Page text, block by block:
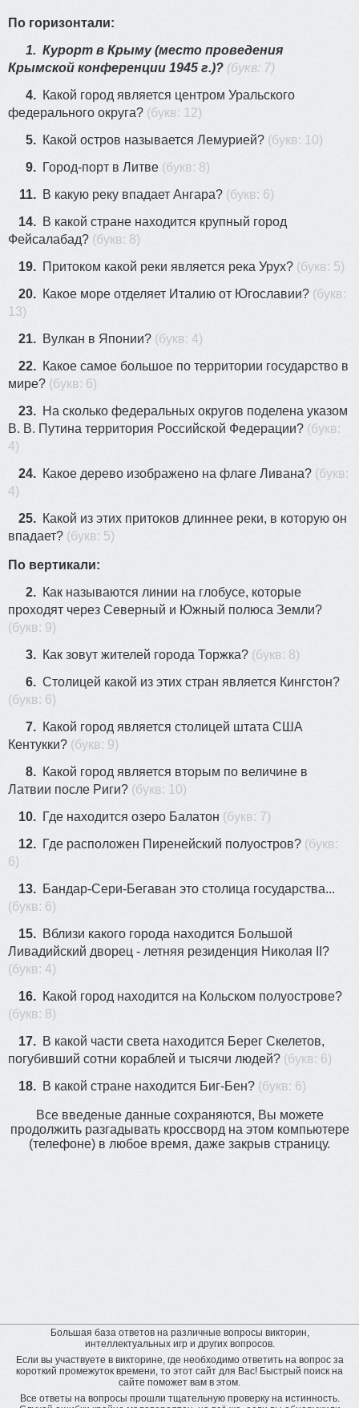
По горизонтали:
1. Курорт в Крыму (место проведения
Крымской конференции 1945 г.)? (букв: 7)
4. Какой город является центром Уральского
федерального округа? (букв: 12)
5. Какой остров называется Лемурией? (букв: 10)
9. Город-порт в Литве (букв: 8)
11. В какую реку впадает Ангара? (букв: 6)
14. В какой стране находится крупный город
Фейсалабад? (букв: 8)
19. Притоком какой реки является река Урух? (букв: 5)
20. Какое море отделяет Италию от Югославии? (букв:
13)
21. Вулкан в Японии? (букв: 4)
22. Какое самое большое по территории государство в
мире? (букв: 6)
23. На сколько федеральных округов поделена указом
В. В. Путина территория Российской Федерации? (букв:
4)
24. Какое дерево изображено на флаге Ливана? (букв:
4)
25. Какой из этих притоков длиннее реки, в которую он
впадает? (букв: 5)
По вертикали:
2. Как называются линии на глобусе, которые
проходят через Северный и Южный полюса Земли?
(букв: 9)
3. Как зовут жителей города Торжка? (букв: 8)
6. Столицей какой из этих стран является Кингстон?
(букв: 6)
7. Какой город является столицей штата США
Кентукки? (букв: 9)
8. Какой город является вторым по величине в
Латвии после Риги? (букв: 10)
10. Где находится озеро Балатон (букв: 7)
12. Где расположен Пиренейский полуостров? (букв:
6)
13. Бандар-Сери-Бегаван это столица государства...
(букв: 6)
15. Вблизи какого города находится Большой
Ливадийский дворец - летняя резиденция Николая II?
(букв: 4)
16. Какой город находится на Кольском полуострове?
(букв: 8)
17. В какой части света находится Берег Скелетов,
погубивший сотни кораблей и тысячи людей? (букв: 6)
18. В какой стране находится Биг-Бен? (букв: 6)
Все введеные данные сохраняются, Вы можете
продолжить разгадывать кроссворд на этом компьютере
(телефоне) в любое время, даже закрыв страницу.
Большая база ответов на различные вопросы викторин,
интеллектуальных игр и других вопросов.
Если вы участвуете в викторине, где необходимо ответить на вопрос за
короткий промежуток времени, то этот сайт для Вас! Быстрый поиск на
сайте поможет вам в этом.
Все ответы на вопросы прошли тщательную проверку на истинность.